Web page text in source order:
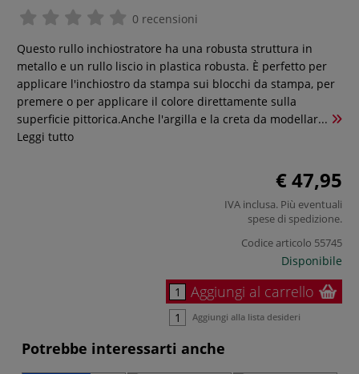
0 recensioni
Questo rullo inchiostratore ha una robusta struttura in
metallo e un rullo liscio in plastica robusta. È perfetto per
applicare l'inchiostro da stampa sui blocchi da stampa, per
premere o per applicare il colore direttamente sulla
superficie pittorica.Anche l'argilla e la creta da modellar...
Leggi tutto
€ 47,95
IVA inclusa. Più eventuali
spese di spedizione.
Codice articolo 55745
Disponibile
Aggiungi al carrello
Aggiungi alla lista desideri
Potrebbe interessarti anche